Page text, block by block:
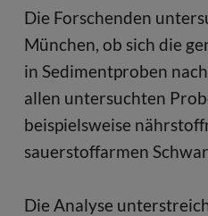
Die Forschenden
München, ob sich die
in Sedimentproben
allen untersuchten
beispielsweise
sauerstoffarmen
Die Analyse